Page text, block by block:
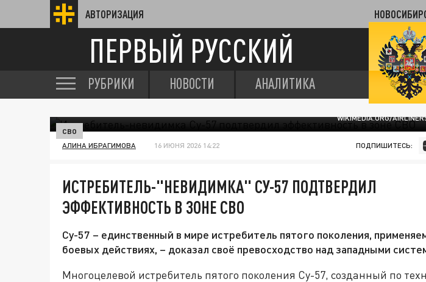
АВТОРИЗАЦИЯ
ПЕРВЫЙ РУССКИЙ
РУБРИКИ НОВОСТИ АНАЛИТИКА
WIKIMEDIA.ORG/
СВО
АЛИНА ИБРАГИМОВА 16 ИЮНЯ 2026 14:22 ПОДПИШИТЕСЬ:
ИСТРЕБИТЕЛЬ-"НЕВИДИМКА" СУ-57 ПОДТВЕРДИЛ
ЭФФЕКТИВНОСТЬ В ЗОНЕ СВО
Су-57 – единственный в мире истребитель пятого поколения,
боевых действиях, – доказал своё превосходство над западными
Многоцелевой истребитель пятого поколения Су-57, созданный по